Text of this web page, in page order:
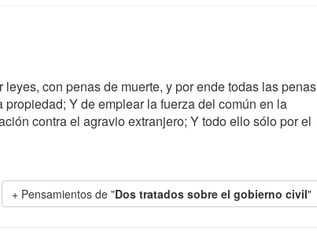
con penas de muerte, y por ende todas las penas
Y de emplear la fuerza del común en la
contra el agravio extranjero; Y todo ello sólo por el
+ Pensamientos de "Dos tratados sobre el gobierno civil"